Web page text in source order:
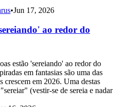
•Jun 17, 2026
ao redor do
estão 'sereiando' ao redor do
em fantasias são uma das
crescem em 2026. Uma destas
(vestir-se de sereia e nadar